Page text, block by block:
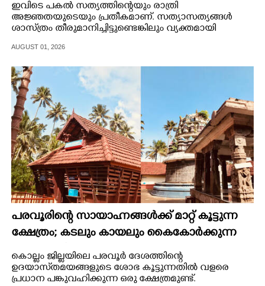
ഇവിടെ പകൽ സത്യത്തിന്റെയും രാത്രി
അജ്ഞതയുടെയും പ്രതീകമാണ്. സത്യാസത്യങ്ങൾ
ശാസ്‌ത്രം തീരുമാനിച്ചിട്ടുണ്ടെങ്കിലും വ്യക്തമായി
AUGUST 01, 2026
പരവൂരിന്റെ സായാഹ്നങ്ങൾക്ക് മാറ്റ് കൂട്ടുന്ന
ക്ഷേത്രം; കടലും കായലും കൈകോർക്കുന്ന
പുണ്യ ഭൂമി
കൊല്ലം ജില്ലയിലെ പരവൂർ ദേശത്തിന്റെ
ഉദയാസ്‌തമയങ്ങളുടെ ശോഭ കൂട്ടുന്നതിൽ വളരെ
പ്രധാന പങ്കുവഹിക്കുന്ന ഒരു ക്ഷേത്രമുണ്ട്.